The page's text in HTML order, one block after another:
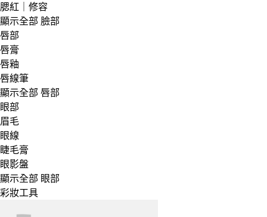
腮紅｜修容
顯示全部 臉部
唇部
唇膏
唇釉
唇線筆
顯示全部 唇部
眼部
眉毛
眼線
睫毛膏
眼影盤
顯示全部 眼部
彩妝工具